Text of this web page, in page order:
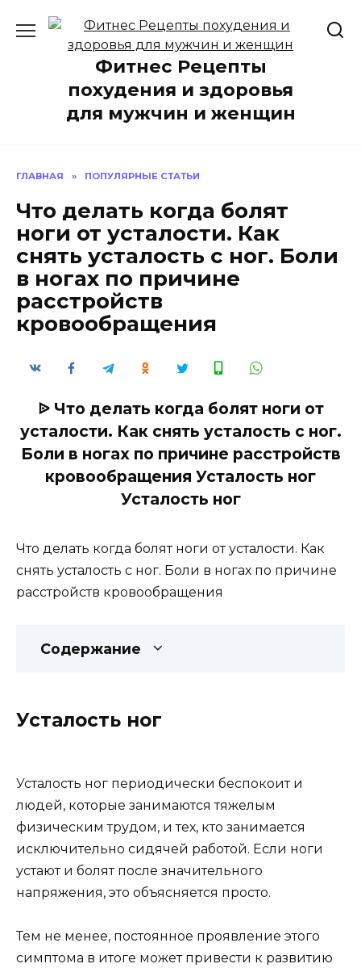
содержанию
Фитнес Рецепты
похудения и здоровья
для мужчин и женщин
ГЛАВНАЯ » ПОПУЛЯРНЫЕ СТАТЬИ
Что делать когда болят
ноги от усталости. Как
снять усталость с ног. Боли
в ногах по причине
расстройств
кровообращения
ᐉ Что делать когда болят ноги от
усталости. Как снять усталость с ног.
Боли в ногах по причине расстройств
кровообращения Усталость ног
Усталость ног
Что делать когда болят ноги от усталости. Как
снять усталость с ног. Боли в ногах по причине
расстройств кровообращения
Содержание
Усталость ног
Усталость ног периодически беспокоит и
людей, которые занимаются тяжелым
физическим трудом, и тех, кто занимается
исключительно сидячей работой. Если ноги
устают и болят после значительного
напряжения, это объясняется просто.
Тем не менее, постоянное проявление этого
симптома в итоге может привести к развитию